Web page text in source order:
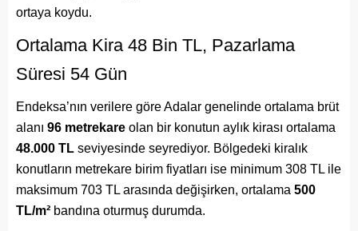
ortaya koydu.
Ortalama Kira 48 Bin TL, Pazarlama
Süresi 54 Gün
Endeksa’nın verilere göre Adalar genelinde ortalama brüt
alanı 96 metrekare olan bir konutun aylık kirası ortalama
48.000 TL seviyesinde seyrediyor. Bölgedeki kiralık
konutların metrekare birim fiyatları ise minimum 308 TL ile
maksimum 703 TL arasında değişirken, ortalama 500
TL/m² bandına oturmuş durumda.